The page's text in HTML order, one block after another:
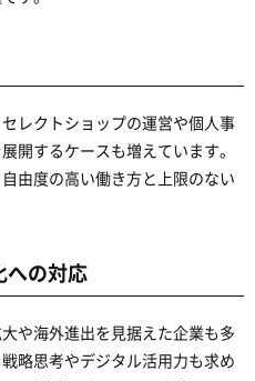
レクトショップの運営や個人事
開するケースも増えています。
由度の高い働き方と上限のない
への対応
や海外進出を見据えた企業も多
略思考やデジタル活用力も求め